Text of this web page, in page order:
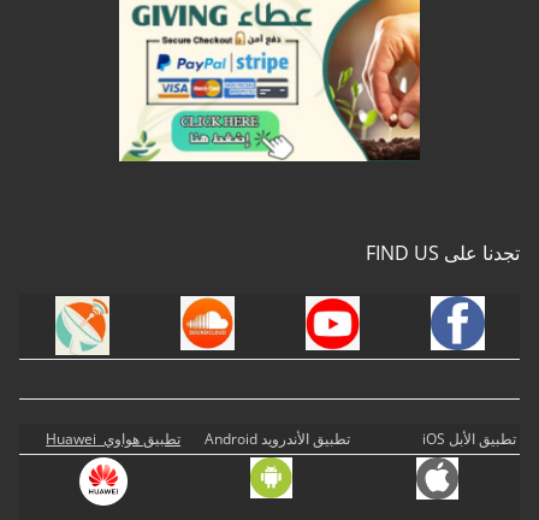
تجدنا على FIND US
تطبيق الأبل iOS تطبيق الأندرويد Android تطبيق هواوي Huawei